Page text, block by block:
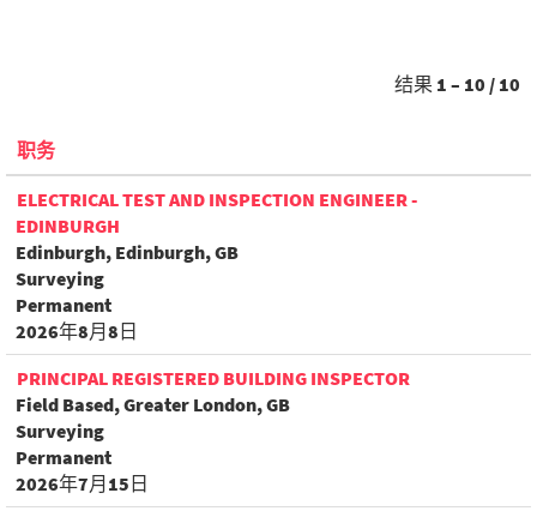
结果 1 – 10 / 10
职务
ELECTRICAL TEST AND INSPECTION ENGINEER -
EDINBURGH
Edinburgh, Edinburgh, GB
Surveying
Permanent
2026年8月8日
PRINCIPAL REGISTERED BUILDING INSPECTOR
Field Based, Greater London, GB
Surveying
Permanent
2026年7月15日